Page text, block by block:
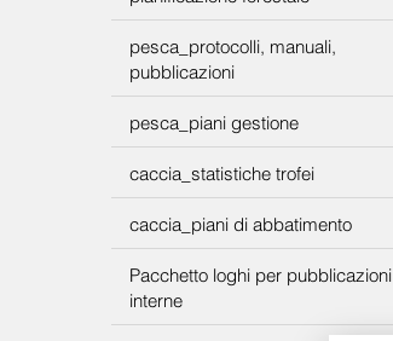
pesca_protocolli, manuali,
pubblicazioni
pesca_piani gestione
caccia_statistiche trofei
caccia_piani di abbatimento
Pacchetto loghi per pubblicazioni
interne